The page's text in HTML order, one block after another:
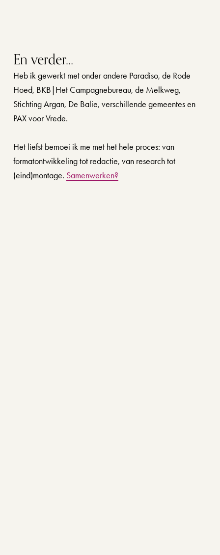
En verder…
Heb ik gewerkt met onder andere Paradiso, de Rode
Hoed, BKB|Het Campagnebureau, de Melkweg,
Stichting Argan, De Balie, verschillende gemeentes en
PAX voor Vrede.
Het liefst bemoei ik me met het hele proces: van
formatontwikkeling tot redactie, van research tot
(eind)montage. Samenwerken?